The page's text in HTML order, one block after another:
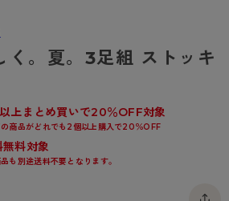
ッツ
上）
ナー
て
て
ついて
く。夏。3足組 ストッキ
上まとめ買いで20％OFF対象
の商品がどれでも2個以上購入で20％OFF
無料対象
も別途送料不要となります。